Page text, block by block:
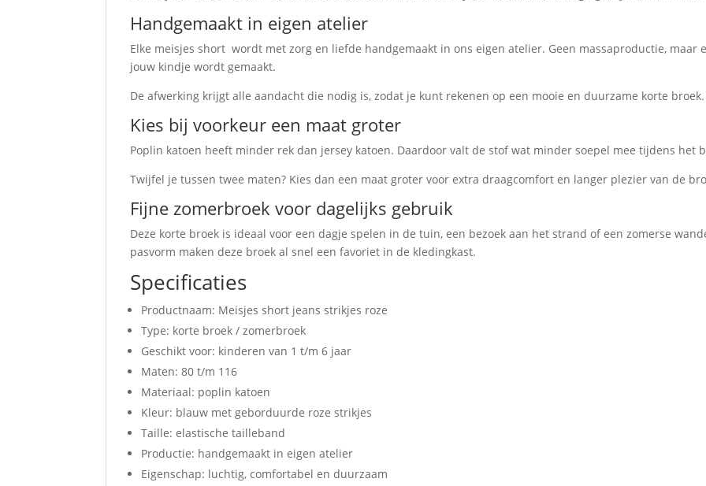
Handgemaakt in eigen atelier
Elke meisjes short wordt met zorg en liefde handgemaakt in ons eigen atelier. Geen massaproductie, maar
jouw kindje wordt gemaakt.
De afwerking krijgt alle aandacht die nodig is, zodat je kunt rekenen op een mooie en duurzame korte broek.
Kies bij voorkeur een maat groter
Poplin katoen heeft minder rek dan jersey katoen. Daardoor valt de stof wat minder soepel mee tijdens het
Twijfel je tussen twee maten? Kies dan een maat groter voor extra draagcomfort en langer plezier van de
Fijne zomerbroek voor dagelijks gebruik
Deze korte broek is ideaal voor een dagje spelen in de tuin, een bezoek aan het strand of een zomerse
pasvorm maken deze broek al snel een favoriet in de kledingkast.
Specificaties
Productnaam: Meisjes short jeans strikjes roze
Type: korte broek / zomerbroek
Geschikt voor: kinderen van 1 t/m 6 jaar
Maten: 80 t/m 116
Materiaal: poplin katoen
Kleur: blauw met geborduurde roze strikjes
Taille: elastische tailleband
Productie: handgemaakt in eigen atelier
Eigenschap: luchtig, comfortabel en duurzaam